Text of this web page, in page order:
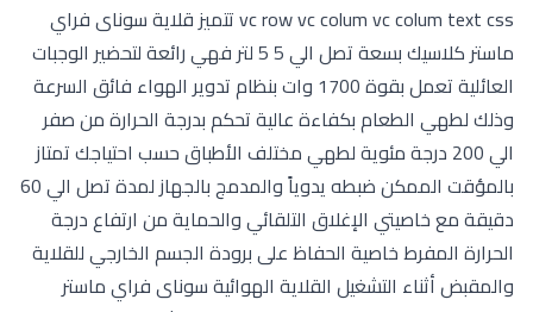
vc row vc colum vc colum text css تتميز قلاية سوناى فراي
ماستر كلاسيك بسعة تصل الي 5 5 لتر فهي رائعة لتحضير الوجبات
العائلية تعمل بقوة 1700 وات بنظام تدوير الهواء فائق السرعة
وذلك لطهي الطعام بكفاءة عالية تحكم بدرجة الحرارة من صفر
الي 200 درجة مئوية لطهي مختلف الأطباق حسب احتياجك تمتاز
بالمؤقت الممكن ضبطه يدوياً والمدمج بالجهاز لمدة تصل الي 60
دقيقة مع خاصيتي الإغلاق التلقائي والحماية من ارتفاع درجة
الحرارة المفرط خاصية الحفاظ على برودة الجسم الخارجي للقلاية
والمقبض أثناء التشغيل القلاية الهوائية سوناى فراي ماستر